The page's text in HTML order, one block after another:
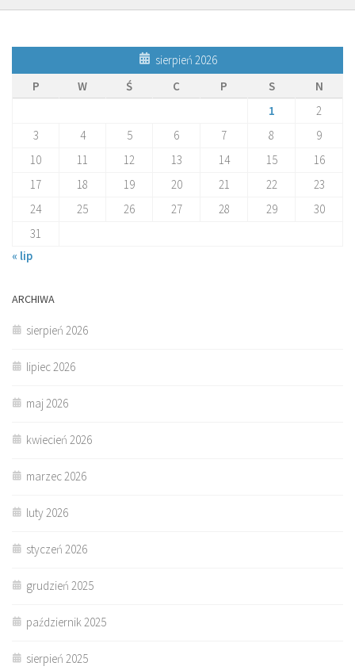
sierpień 2026
P
W Ś C P S
N
1
2
3
4 5 6 7 8
9
10
11 12 13 14 15
16
17
18 19 20 21 22
23
24
25 26 27 28 29
30
31
« lip
ARCHIWA
sierpień 2026
lipiec 2026
maj 2026
kwiecień 2026
marzec 2026
luty 2026
styczeń 2026
grudzień 2025
październik 2025
sierpień 2025